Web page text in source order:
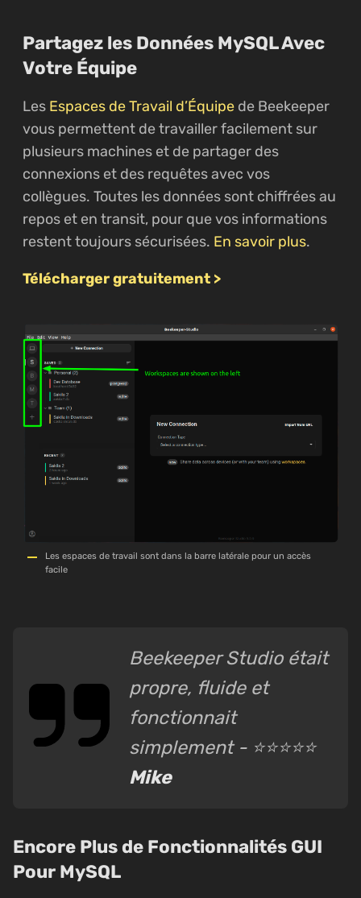
Partagez les Données MySQL Avec
Votre Équipe
Les Espaces de Travail d’Équipe de Beekeeper
vous permettent de travailler facilement sur
plusieurs machines et de partager des
connexions et des requêtes avec vos
collègues. Toutes les données sont chiffrées au
repos et en transit, pour que vos informations
restent toujours sécurisées. En savoir plus.
Télécharger gratuitement >
Les espaces de travail sont dans la barre latérale pour un accès
facile
Beekeeper Studio était
propre, fluide et
fonctionnait
simplement - ⭐⭐⭐⭐⭐
Mike
Encore Plus de Fonctionnalités GUI
Pour MySQL